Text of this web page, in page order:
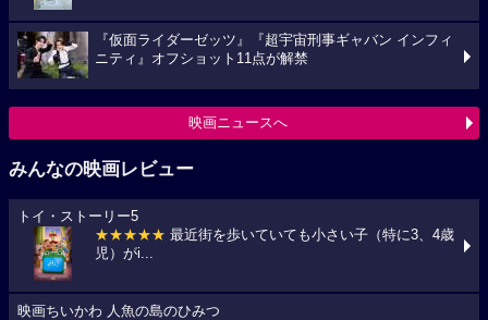
『仮面ライダーゼッツ』『超宇宙刑事ギャバン インフィ
ニティ』オフショット11点が解禁
映画ニュースへ
みんなの映画レビュー
トイ・ストーリー5
★★★★★ 最近街を歩いていても小さい子（特に3、4歳
児）がi...
映画ちいかわ 人魚の島のひみつ